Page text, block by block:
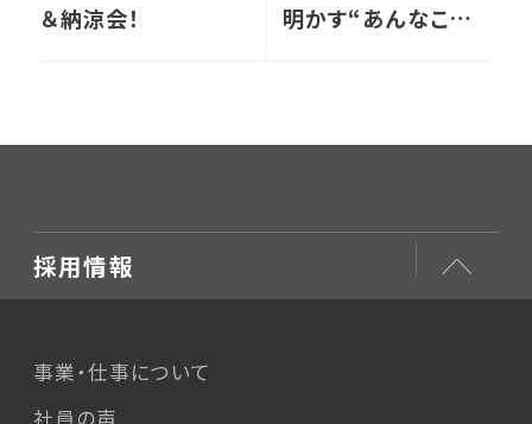
＆納涼会！
明かす“あんなこ
採用情報
事業・仕事について
社員の声